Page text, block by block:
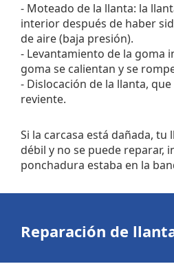
- Moteado de la llanta: la
interior después de haber
de aire (baja presión).
- Levantamiento de la goma
goma se calientan y se
- Dislocación de la llanta,
reviente.
Si la carcasa está dañada, tu
débil y no se puede reparar,
ponchadura estaba en la
Reparación de